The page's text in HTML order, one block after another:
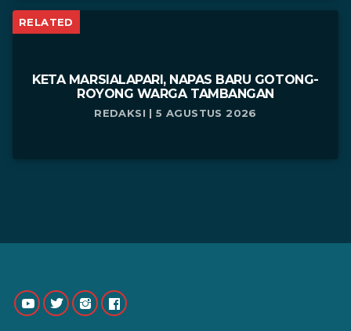
RELATED
KETA MARSIALAPARI, NAPAS BARU GOTONG-
ROYONG WARGA TAMBANGAN
REDAKSI | 5 AGUSTUS 2026